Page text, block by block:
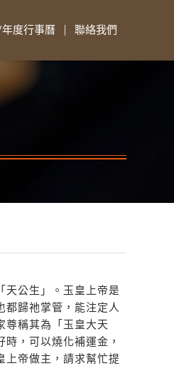
度行事曆 聯絡我們
天公生」。玉皇上帝是
都歸祂掌管，能注定人
尊稱其為「玉皇大天
，可以燒化補運金，
上帝做主，請求幫忙提